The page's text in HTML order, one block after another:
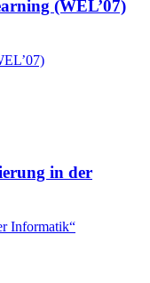
(WEL’07)
in der
Informatik“